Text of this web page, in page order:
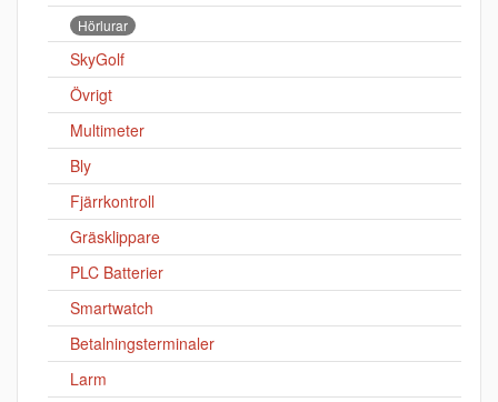
Hörlurar
SkyGolf
Övrigt
Multimeter
Bly
Fjärrkontroll
Gräsklippare
PLC Batterier
Smartwatch
Betalningsterminaler
Larm